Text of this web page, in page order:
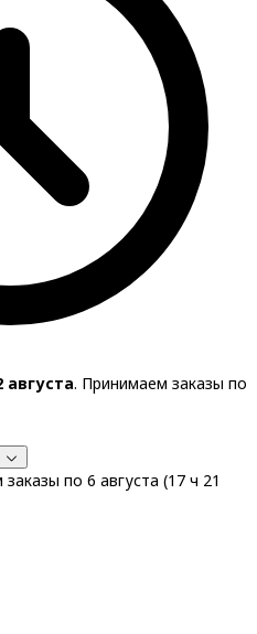
. Принимаем заказы по
по 6 августа (17 ч 21